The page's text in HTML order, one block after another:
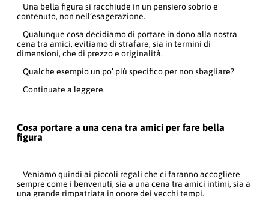
Una bella figura si racchiude in un pensiero sobrio e
contenuto, non nell’esagerazione.
Qualunque cosa decidiamo di portare in dono alla nostra
cena tra amici, evitiamo di strafare, sia in termini di
dimensioni, che di prezzo e originalità.
Qualche esempio un po’ più specifico per non sbagliare?
Continuate a leggere.
Cosa portare a una cena tra amici per fare bella
figura
Veniamo quindi ai piccoli regali che ci faranno accogliere
sempre come i benvenuti, sia a una cena tra amici intimi, sia a
una grande rimpatriata in onore dei vecchi tempi.